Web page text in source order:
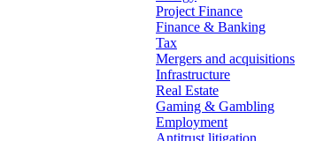
Project Finance
Finance & Banking
Tax
Mergers and acquisitions
Infrastructure
Real Estate
Gaming & Gambling
Employment
Antitrust litigation